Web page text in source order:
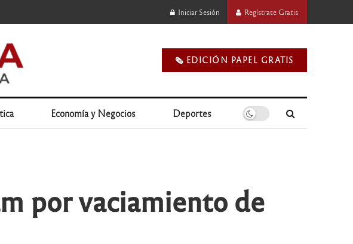
Iniciar Sesión Regístrate Gratis
🗞️ EDICIÓN PAPEL GRATIS
Economía y Negocios Deportes
por vaciamiento de